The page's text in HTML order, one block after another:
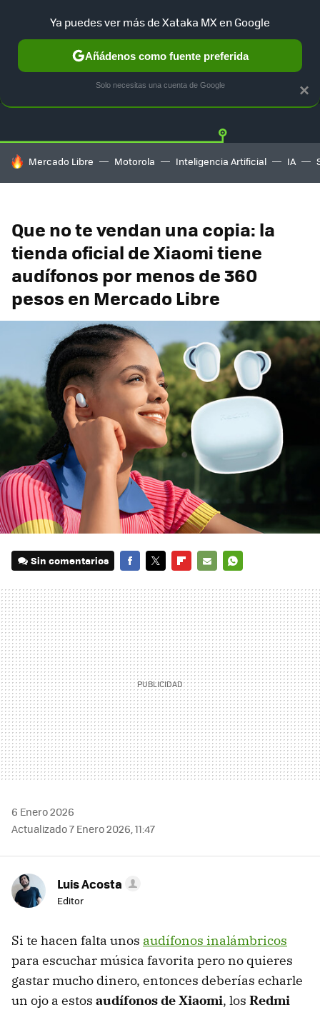
GUÍA DE COMPRAS MERCADO LIBRE
HOY SE HABLA DE
Mercado Libre Motorola Inteligencia Artificial IA
Que no te vendan una copia: la
tienda oficial de Xiaomi tiene
audífonos por menos de 360
pesos en Mercado Libre
Sin comentarios
MAIL
6 Enero 2026
Actualizado 7 Enero 2026, 11:47
Luis Acosta
Editor
Si te hacen falta unos audífonos inalámbricos
para escuchar música favorita pero no quieres
gastar mucho dinero, entonces deberías echarle
un ojo a estos audífonos de Xiaomi, los Redmi
×
Ya puedes ver más de Xataka MX en Google
Añádenos como fuente preferida
Solo necesitas una cuenta de Google